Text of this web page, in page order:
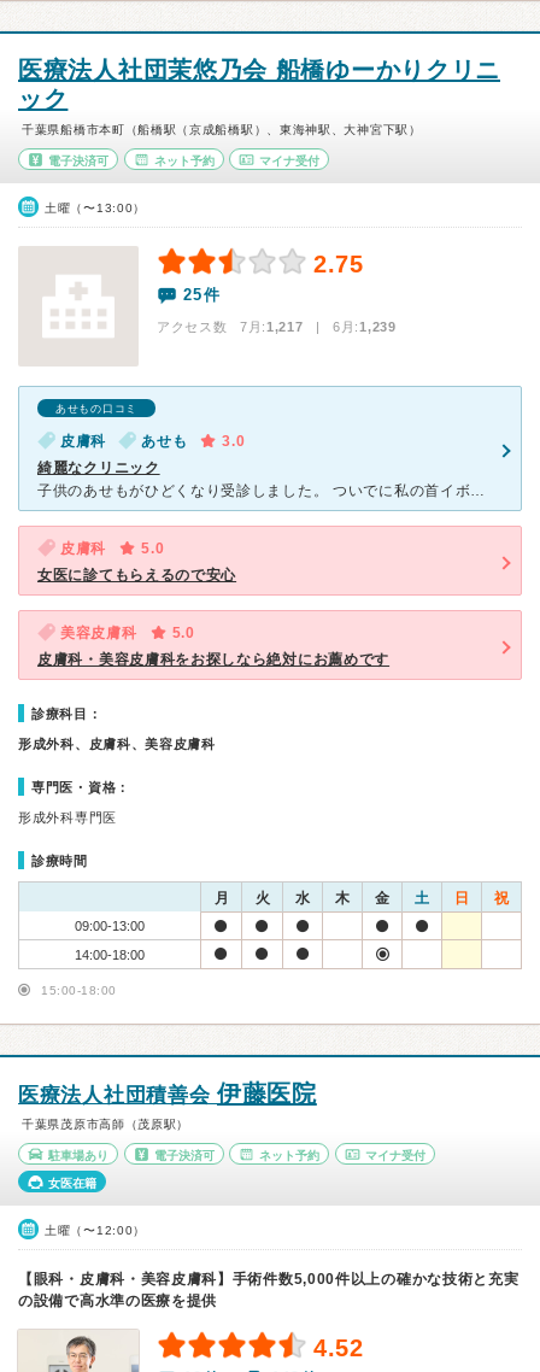
医療法人社団茉悠乃会 船橋ゆーかりクリニ
ック
千葉県船橋市本町（船橋駅（京成船橋駅）、東海神駅、大神宮下駅）
電子決済可 ネット予約 マイナ受付
土曜（〜13:00）
2.75
25件
アクセス数 7月:1,217 | 6月:1,239
あせもの口コミ
皮膚科 あせも
3.0
綺麗なクリニック
子供のあせもがひどくなり受診しました。 ついでに私の首イボも診てもらいました。 女医さんで淡々とした感じでした。子供のあせもは塗り薬をもらいその後すぐ治りました。 私の首イボは、できれば漢方出し
皮膚科
5.0
女医に診てもらえるので安心
美容皮膚科
5.0
皮膚科・美容皮膚科をお探しなら絶対にお薦めです
診療科目：
形成外科、皮膚科、美容皮膚科
専門医・資格：
形成外科専門医
診療時間
月 火 水 木 金 土 日 祝
09:00-13:00
14:00-18:00
15:00-18:00
医療法人社団積善会 伊藤医院
千葉県茂原市高師（茂原駅）
駐車場あり 電子決済可 ネット予約 マイナ受付
女医在籍
土曜（〜12:00）
【眼科・皮膚科・美容皮膚科】手術件数5,000件以上の確かな技術と充実
の設備で高水準の医療を提供
4.52